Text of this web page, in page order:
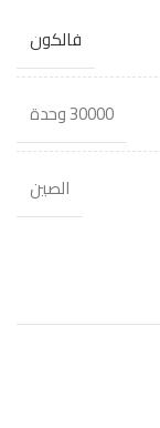
فالكون
30000 وحدة
الصين